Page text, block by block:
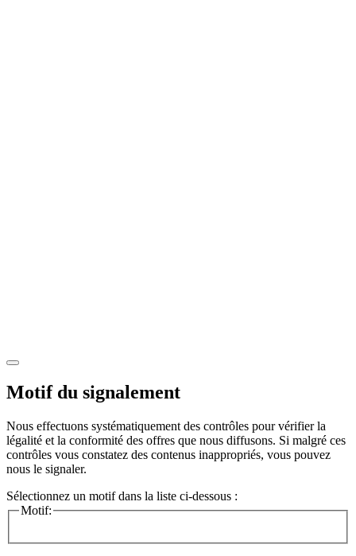
Motif du signalement
Nous effectuons systématiquement des contrôles pour vérifier la
légalité et la conformité des offres que nous diffusons. Si malgré ces
contrôles vous constatez des contenus inappropriés, vous pouvez
nous le signaler.
Sélectionnez un motif dans la liste ci-dessous :
Motif: